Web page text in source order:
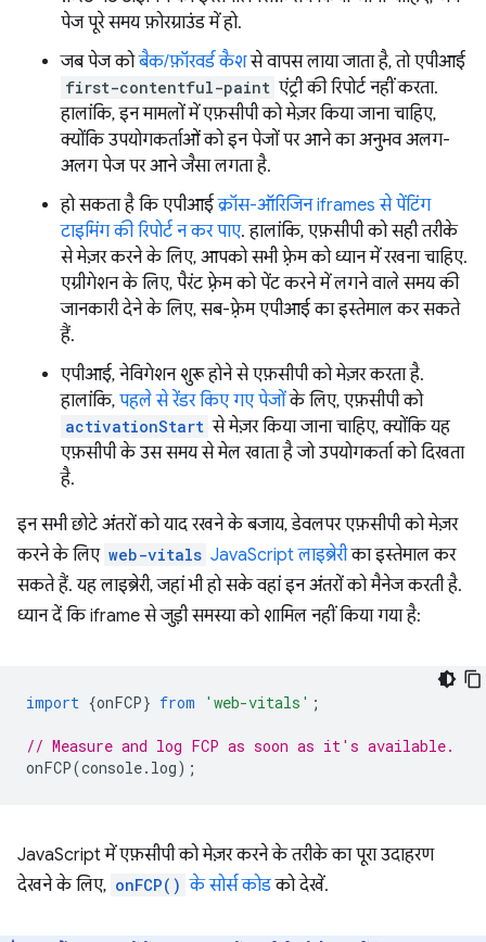
पेज पूरे समय फ़ोरग्राउंड में हो.
जब पेज कोबैक/फ़ॉरवर्ड कैशसे वापस लाया जाता है, तो एपीआई
first-contentful-paint एंट्री की रिपोर्ट नहीं करता.
हालांकि, इन मामलों में एफ़सीपी को मेज़र किया जाना चाहिए,
क्योंकि उपयोगकर्ताओं को इन पेजों पर आने का अनुभव अलग-
अलग पेज पर आने जैसा लगता है.
हो सकता है कि एपीआईक्रॉस-ऑरिजिन iframes से पेंटिंग
टाइमिंग की रिपोर्ट न कर पाए. हालांकि, एफ़सीपी को सही तरीके
से मेज़र करने के लिए, आपको सभी फ़्रेम को ध्यान में रखना चाहिए.
एग्रीगेशन के लिए, पैरंट फ़्रेम को पेंट करने में लगने वाले समय की
जानकारी देने के लिए, सब-फ़्रेम एपीआई का इस्तेमाल कर सकते
हैं.
एपीआई, नेविगेशन शुरू होने से एफ़सीपी को मेज़र करता है.
हालांकि, पहले से रेंडर किए गए पेजोंके लिए, एफ़सीपी को
activationStart से मेज़र किया जाना चाहिए, क्योंकि यह
एफ़सीपी के उस समय से मेल खाता है जो उपयोगकर्ता को दिखता
है.
इन सभी छोटे अंतरों को याद रखने के बजाय, डेवलपर एफ़सीपी को मेज़र
करने के लिए web-vitals JavaScript लाइब्रेरीका इस्तेमाल कर
सकते हैं. यह लाइब्रेरी, जहां भी हो सके वहां इन अंतरों को मैनेज करती है.
ध्यान दें कि iframe से जुड़ी समस्या को शामिल नहीं किया गया है:
import {onFCP} from 'web-vitals' ;
// Measure and log FCP as soon as it's available.
onFCP(console. log);
JavaScript में एफ़सीपी को मेज़र करने के तरीके का पूरा उदाहरण
देखने के लिए, onFCP() के सोर्स कोडको देखें.